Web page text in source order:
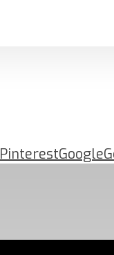
PinterestGoogle